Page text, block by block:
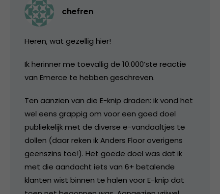
chefren
Heren, wat gezellig hier!
Ik herinner me toevallig de 10.000’ste reactie
van Emerce te hebben geschreven.
Ten aanzien van die E-knip draden: ik vond het
wel eens grappig om voor een goed doel
publiekelijk met de diverse e-vandaaltjes te
dollen (daar reken ik Anders Floor overigens
geenszins toe!). Het goede doel was dat ik
met die aandacht iets van 6+ betalende
klanten wist binnen te halen voor E-knip dat